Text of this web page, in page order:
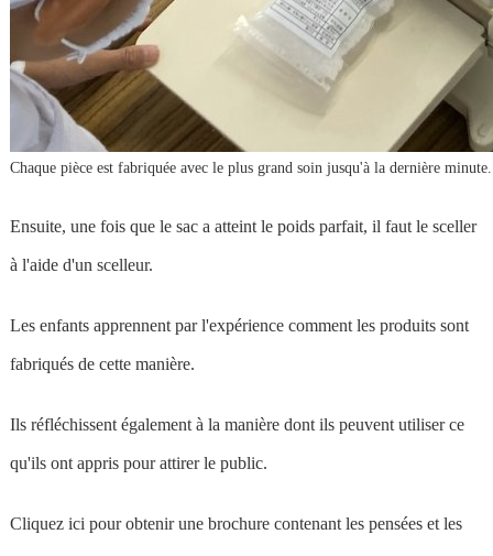
Chaque pièce est fabriquée avec le plus grand soin jusqu'à la dernière minute.
Ensuite, une fois que le sac a atteint le poids parfait, il faut le sceller
à l'aide d'un scelleur.
Les enfants apprennent par l'expérience comment les produits sont
fabriqués de cette manière.
Ils réfléchissent également à la manière dont ils peuvent utiliser ce
qu'ils ont appris pour attirer le public.
Cliquez ici pour obtenir une brochure contenant les pensées et les